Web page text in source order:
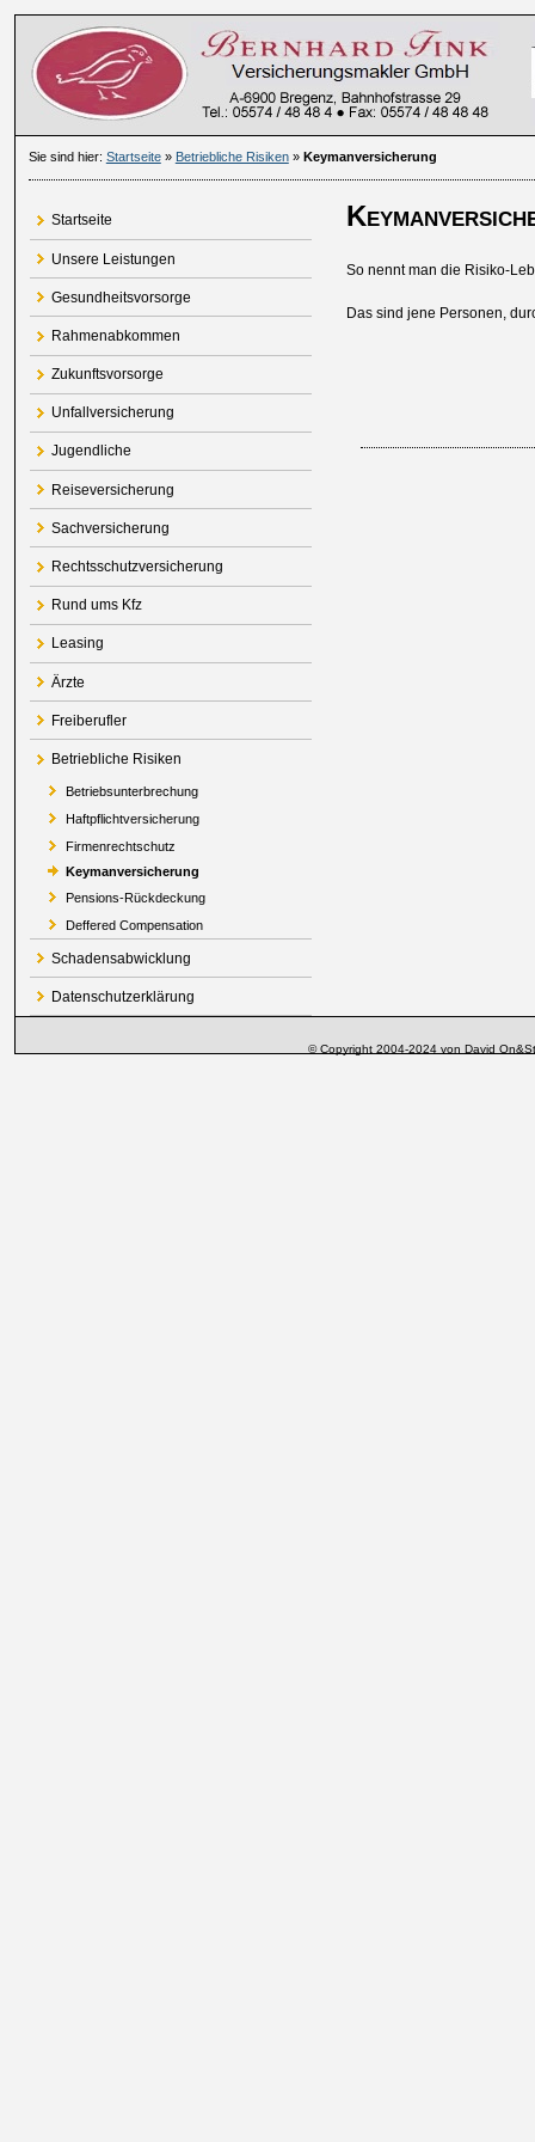
Sie sind hier: Startseite» Betriebliche Risiken» Keymanversicherung
Startseite
Unsere Leistungen
Gesundheitsvorsorge
Rahmenabkommen
Zukunftsvorsorge
Unfallversicherung
Jugendliche
Reiseversicherung
Sachversicherung
Rechtsschutzversicherung
Rund ums Kfz
Leasing
Ärzte
Freiberufler
Betriebliche Risiken
Betriebsunterbrechung
Haftpflichtversicherung
Firmenrechtschutz
Keymanversicherung
Pensions-Rückdeckung
Deffered Compensation
Schadensabwicklung
Datenschutzerklärung
So nennt man die Risiko-
Das sind jene Personen,
© Copyright 2004-2024 von David